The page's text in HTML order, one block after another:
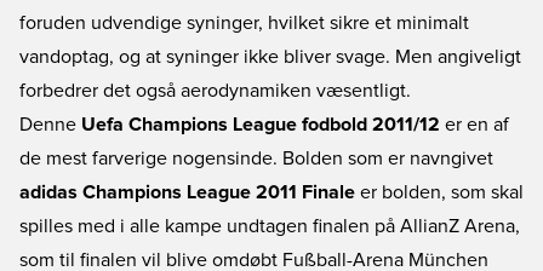
foruden udvendige syninger, hvilket sikre et minimalt
vandoptag, og at syninger ikke bliver svage. Men angiveligt
forbedrer det også aerodynamiken væsentligt.
Denne Uefa Champions League fodbold 2011/12 er en af
de mest farverige nogensinde. Bolden som er navngivet
adidas Champions League 2011 Finale er bolden, som skal
spilles med i alle kampe undtagen finalen på AllianZ Arena,
som til finalen vil blive omdøbt Fußball-Arena München